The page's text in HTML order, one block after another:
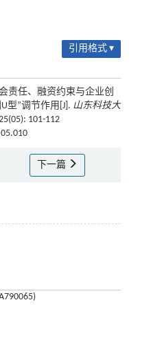
引用格式 ▾
责任、融资约束与企业创
型”调节作用[J]. 山东科技大
101-112
下一篇